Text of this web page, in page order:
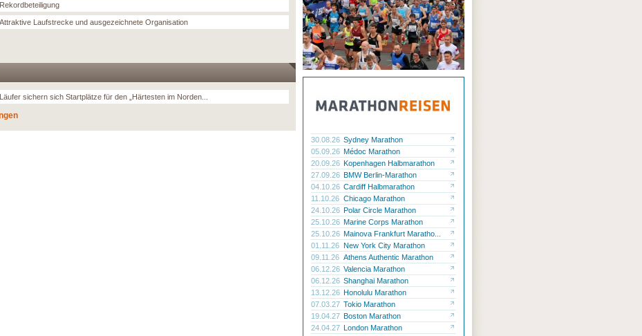
Rekordbeteiligung
Attraktive Laufstrecke und ausgezeichnete Organisation
Läufer sichern sich Startplätze für den „Härtesten im Norden...
30.08.26 Sydney Marathon
05.09.26 Médoc Marathon
20.09.26 Kopenhagen Halbmarathon
27.09.26 BMW Berlin-Marathon
04.10.26 Cardiff Halbmarathon
11.10.26 Chicago Marathon
24.10.26 Polar Circle Marathon
25.10.26 Marine Corps Marathon
25.10.26 Mainova Frankfurt Maratho...
01.11.26 New York City Marathon
09.11.26 Athens Authentic Marathon
06.12.26 Valencia Marathon
06.12.26 Shanghai Marathon
13.12.26 Honolulu Marathon
07.03.27 Tokio Marathon
19.04.27 Boston Marathon
24.04.27 London Marathon